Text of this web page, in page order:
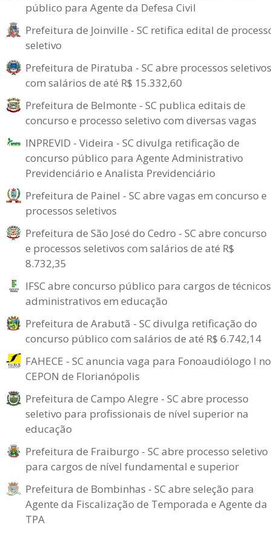
público para Agente da Defesa Civil
Prefeitura de Joinville - SC retifica edital de
seletivo
Prefeitura de Piratuba - SC abre processos seletivos
com salários de até R$ 15.332,60
Prefeitura de Belmonte - SC publica editais de
concurso e processo seletivo com diversas vagas
INPREVID - Videira - SC divulga retificação de
concurso público para Agente Administrativo
Previdenciário e Analista Previdenciário
Prefeitura de Painel - SC abre vagas em concurso e
processos seletivos
Prefeitura de São José do Cedro - SC abre concurso
e processos seletivos com salários de até R$
8.732,35
IFSC abre concurso público para cargos de técnicos
administrativos em educação
Prefeitura de Arabutã - SC divulga retificação do
concurso público com salários de até R$ 6.742,14
FAHECE - SC anuncia vaga para Fonoaudiólogo I no
CEPON de Florianópolis
Prefeitura de Campo Alegre - SC abre processo
seletivo para profissionais de nível superior na
educação
Prefeitura de Fraiburgo - SC abre processo seletivo
para cargos de nível fundamental e superior
Prefeitura de Bombinhas - SC abre seleção para
Agente da Fiscalização de Temporada e Agente da
TPA